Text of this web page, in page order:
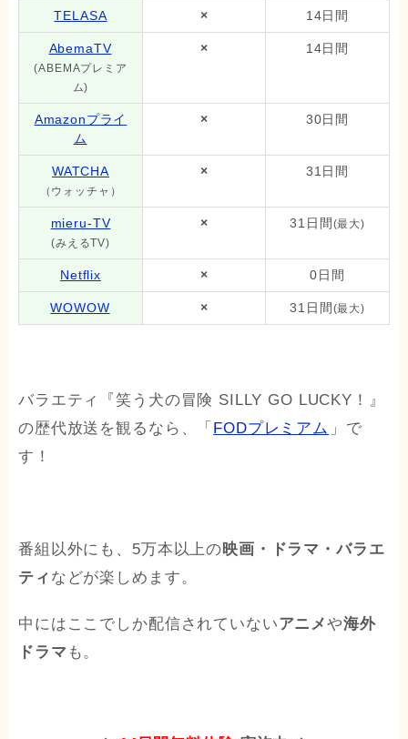
TELASA × 14日間
AbemaTV
(ABEMAプレミア
ム)
× 14日間
Amazonプライ
ム
× 30日間
WATCHA
（ウォッチャ）
× 31日間
mieru-TV
(みえるTV)
× 31日間(最大)
Netflix × 0日間
WOWOW × 31日間(最大)
バラエティ『笑う犬の冒険 SILLY GO LUCKY！』
の歴代放送を観るなら、「 FODプレミアム 」で
す！
番組以外にも、5万本以上の映画・ドラマ・バラエ
ティ などが楽しめます。
中にはここでしか配信されていないアニメや海外
ドラマ も。